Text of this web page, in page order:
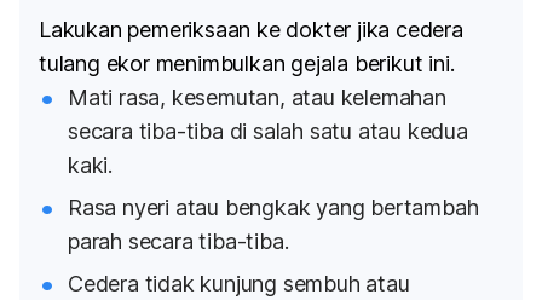
Lakukan pemeriksaan ke dokter jika cedera
tulang ekor menimbulkan gejala berikut ini.
Mati rasa, kesemutan, atau kelemahan
secara tiba-tiba di salah satu atau kedua
kaki.
Rasa nyeri atau bengkak yang bertambah
parah secara tiba-tiba.
Cedera tidak kunjung sembuh atau